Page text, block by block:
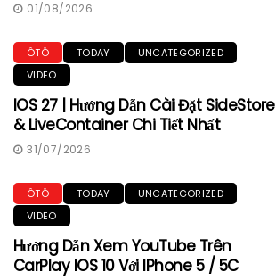
01/08/2026
ÔTÔ TODAY
UNCATEGORIZED
VIDEO
IOS 27 | Hướng Dẫn Cài Đặt SideStore
& LiveContainer Chi Tiết Nhất
31/07/2026
ÔTÔ TODAY
UNCATEGORIZED
VIDEO
Hướng Dẫn Xem YouTube Trên
CarPlay IOS 10 Với IPhone 5 / 5C